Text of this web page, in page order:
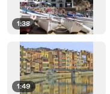
1:38
1:49